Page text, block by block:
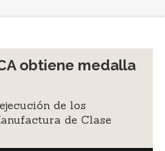
obtiene medalla
de los
de Clase